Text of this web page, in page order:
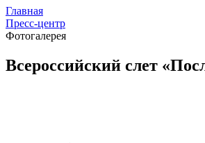
Главная
Пресс-центр
Фотогалерея
Всероссийский слет